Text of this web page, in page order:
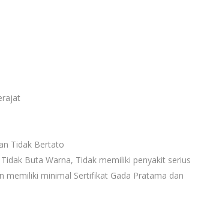
Tidak Bertato
Buta Warna, Tidak memiliki penyakit serius
memiliki minimal Sertifikat Gada Pratama dan